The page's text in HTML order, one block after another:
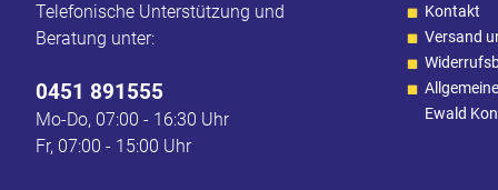
Telefonische Unterstützung und
Beratung unter:
0451 891555
Mo-Do, 07:00 - 16:30 Uhr
Fr, 07:00 - 15:00 Uhr
Kontakt
Versand
Ewald